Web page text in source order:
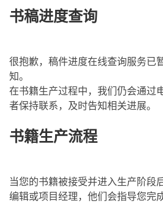
书稿进度查询
很抱歉，稿件进度在线查询服务已
知。
在书籍生产过程中，我们仍会通过
者保持联系，及时告知相关进展。
书籍生产流程
当您的书籍被接受并进入生产阶段
编辑或项目经理，他们会指导您完